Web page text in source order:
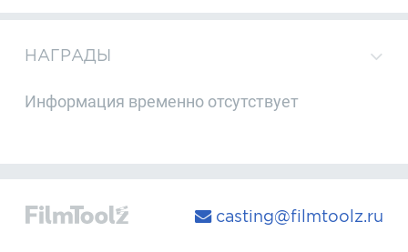
НАГРАДЫ
Информация временно отсутствует
casting@filmtoolz.ru